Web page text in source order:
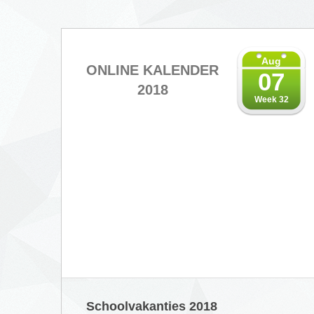
ONLINE KALENDER
2018
Aug
07
Week 32
Schoolvakanties 2018